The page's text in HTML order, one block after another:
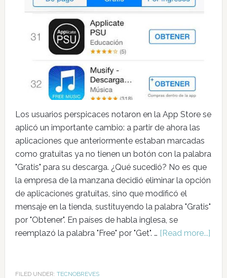
Los usuarios perspicaces notaron en la App Store se
aplicó un importante cambio: a partir de ahora las
aplicaciones que anteriormente estaban marcadas
como gratuitas ya no tienen un botón con la palabra
"Gratis" para su descarga. ¿Qué sucedió? No es que
la empresa de la manzana decidió eliminar la opción
de aplicaciones gratuitas, sino que modificó el
mensaje en la tienda, sustituyendo la palabra "Gratis"
por "Obtener". En países de habla inglesa, se
reemplazó la palabra "Free" por "Get". … [Read more...]
FILED UNDER: TECNOBREVES